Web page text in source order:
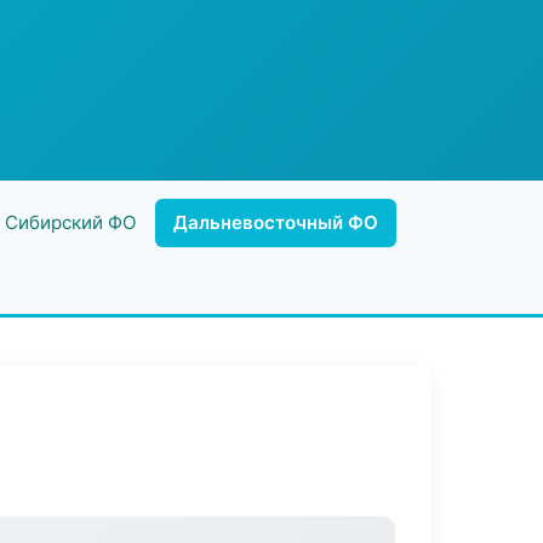
Сибирский ФО Дальневосточный ФО